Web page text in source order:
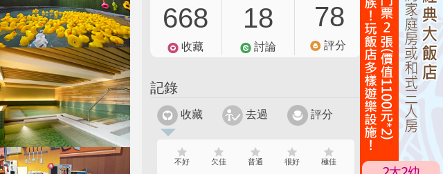
668
收藏
18
討論
78
評分
記錄
收藏 去過 評分
不好 欠佳 普通 很好 極佳